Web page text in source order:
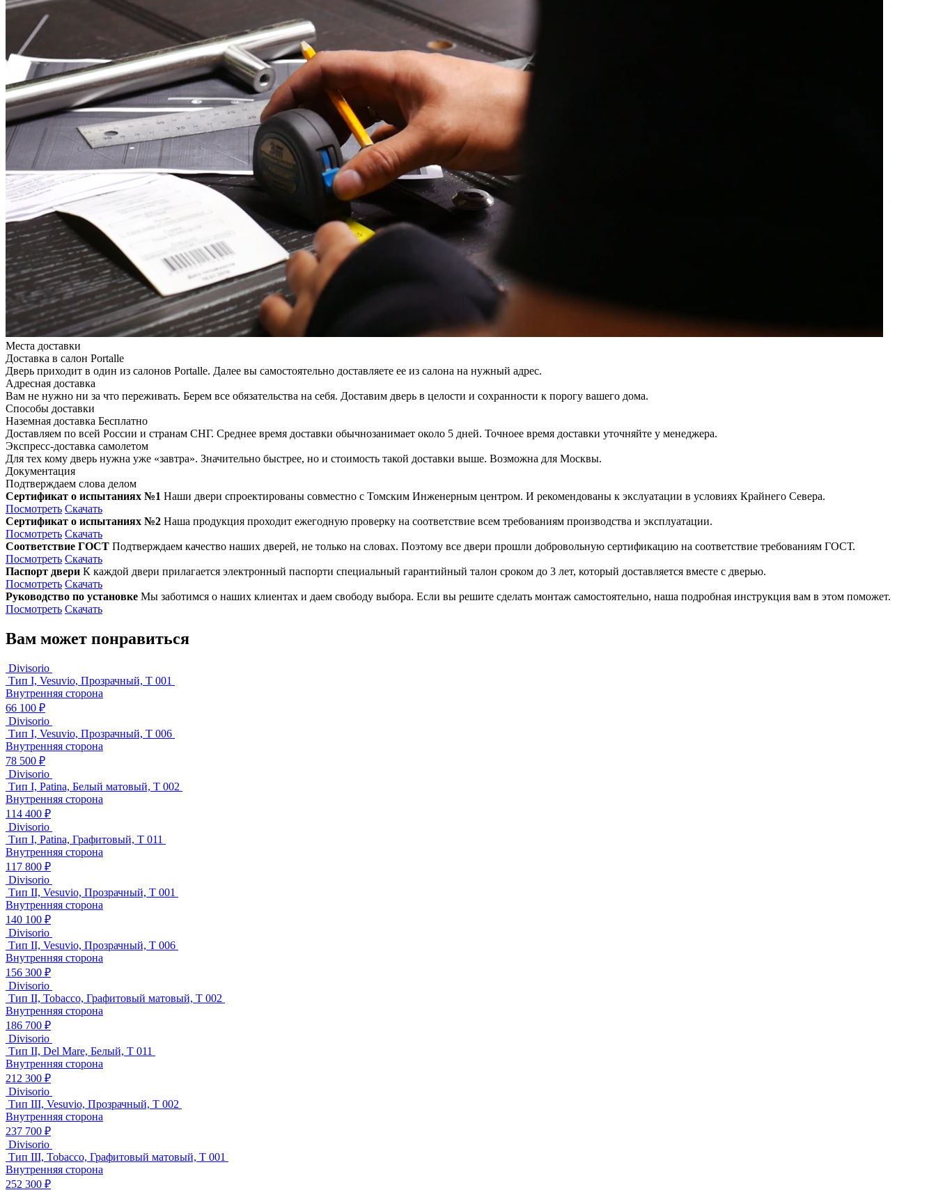
Места доставки
Доставка в салон Portalle
Дверь приходит в один из салонов Portalle. Далее вы самостоятельно доставляете ее из салона на нужный адрес.
Адресная доставка
Вам не нужно ни за что переживать. Берем все обязательства на себя. Доставим дверь в целости и сохранности к порогу вашего дома.
Способы доставки
Наземная доставка Бесплатно
Доставляем по всей России и странам СНГ. Среднее время доставки обычнозанимает около 5 дней. Точноее время доставки уточняйте у менеджера.
Экспресс-доставка самолетом
Для тех кому дверь нужна уже «завтра». Значительно быстрее, но и стоимость такой доставки выше. Возможна для Москвы.
Документация
Подтверждаем слова делом
Сертификат о испытаниях №1 Наши двери спроектированы совместно с Томским Инженерным центром. И рекомендованы к экслуатации в условиях Крайнего Севера.
Посмотреть Скачать
Сертификат о испытаниях №2 Наша продукция проходит ежегодную проверку на соответствие всем требованиям производства и эксплуатации.
Посмотреть Скачать
Соответствие ГОСТ Подтверждаем качество наших дверей, не только на словах. Поэтому все двери прошли добровольную сертификацию на соответствие требованиям ГОСТ.
Посмотреть Скачать
Паспорт двери К каждой двери прилагается электронный паспорти специальный гарантийный талон сроком до 3 лет, который доставляется вместе с дверью.
Посмотреть Скачать
Руководство по установке Мы заботимся о наших клиентах и даем свободу выбора. Если вы решите сделать монтаж самостоятельно, наша подробная инструкция вам в этом поможет.
Посмотреть Скачать
Вам может понравиться
Divisorio
Тип I, Vesuvio, Прозрачный, T 001
Внутренняя сторона
66 100 ₽
Divisorio
Тип I, Vesuvio, Прозрачный, T 006
Внутренняя сторона
78 500 ₽
Divisorio
Тип I, Patina, Белый матовый, T 002
Внутренняя сторона
114 400 ₽
Divisorio
Тип I, Patina, Графитовый, T 011
Внутренняя сторона
117 800 ₽
Divisorio
Тип II, Vesuvio, Прозрачный, T 001
Внутренняя сторона
140 100 ₽
Divisorio
Тип II, Vesuvio, Прозрачный, T 006
Внутренняя сторона
156 300 ₽
Divisorio
Тип II, Tobacco, Графитовый матовый, T 002
Внутренняя сторона
186 700 ₽
Divisorio
Тип II, Del Mare, Белый, T 011
Внутренняя сторона
212 300 ₽
Divisorio
Тип III, Vesuvio, Прозрачный, T 002
Внутренняя сторона
237 700 ₽
Divisorio
Тип III, Tobacco, Графитовый матовый, T 001
Внутренняя сторона
252 300 ₽